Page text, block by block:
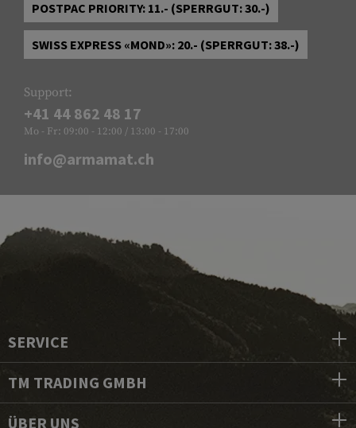
POSTPAC PRIORITY: 11.- (SPERRGUT: 30.-)
SWISS EXPRESS «MOND»: 20.- (SPERRGUT: 38.-)
Support:
+41 44 862 48 17
Mo - Fr: 09:00 - 12:00 / 13:00 - 17:00
info@armamat.ch
SERVICE
TM TRADING GMBH
ÜBER UNS